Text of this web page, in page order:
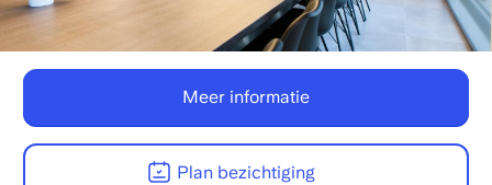
Meer informatie
Plan bezichtiging